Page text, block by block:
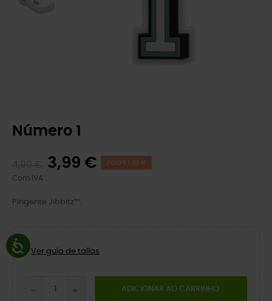
Número 1
3,99 € POUPE 1,00 €
Com IVA
Pingente Jibbitz™.
Ver guía de tallas
ADICIONAR AO CARRINHO